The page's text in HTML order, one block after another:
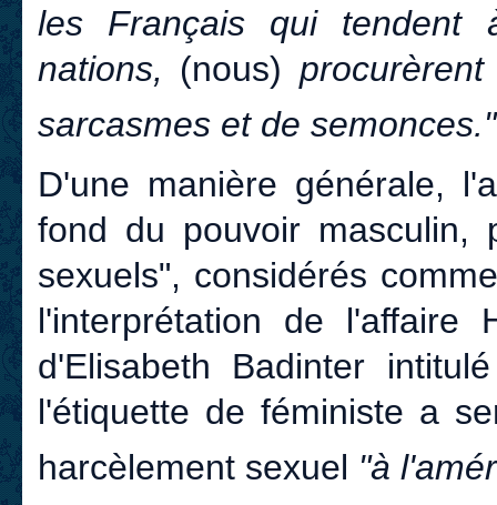
les Français qui tendent
nations, (nous)
sarcasmes et de semonces."
D'une manière générale,
fond du pouvoir masculin,
sexuels", considérés
l'interprétation de l'affaire
d'Elisabeth Badinter
l'étiquette de féministe a
harcèlement sexuel "à